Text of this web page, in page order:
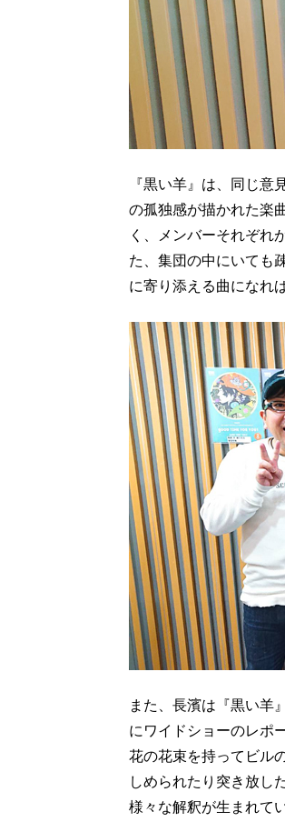
『黒い羊』は、同じ意
の孤独感が描かれた楽
く、メンバーそれぞれ
た、集団の中にいても
に寄り添える曲になれ
また、長濱は『黒い羊
にワイドショーのレポ
花の花束を持ってビル
しめられたり突き放し
様々な解釈が生まれて